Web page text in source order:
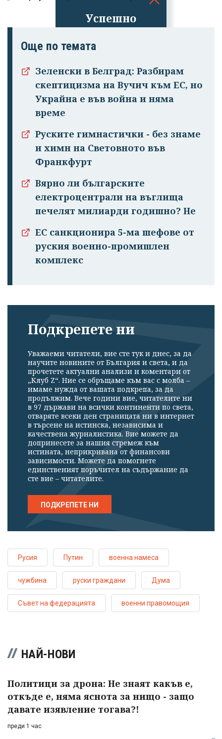
Успешно
излязохте от
профила си!
Още по темата
Зеленски в Белград: Разбирам
скептицизма на Вучич към ЕС, но
Украйна е във война и няма
време
Руските гимнастички - без знаме
и химн на Световното във
Франкфурт
Вярно ли българските
електроцентрали на въглища
печелят милиарди годишно? Не
ЕС санкционира 5-ма шефове от
руския военно-промишлен
комплекс
Подкрепете ни
Уважаеми читатели, вие сте тук и днес, за да
научите новините от България и света, и да
прочетете актуални анализи и коментари от
„Клуб Z“. Ние се обръщаме към вас с молба –
имаме нужда от вашата подкрепа, за да
продължим. Вече години вие, читателите ни
в 97 държави на всички континенти по света,
отваряте всеки ден страницата ни в интернет
в търсене на истинска, независима и
качествена журналистика. Вие можете да
допринесете за нашия стремеж към
истината, неприкривана от финансови
зависимости. Можете да помогнете
единственият поръчител на съдържание да
сте вие – читателите.
ПОДКРЕПЕТЕ НИ
Русия Путин военна намеса
чужбина руски граждани Дума
Съвет на федерацията военни правомощия
НАЙ-НОВИ
Политици за дрона: Не знаят какъв е,
откъде е, няма яснота за нищо - защо
давате изявление тогава?!
преди 1 час